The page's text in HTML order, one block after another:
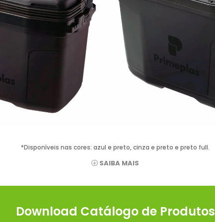
*Disponíveis nas cores: azul e preto, cinza e preto e preto full.
SAIBA MAIS
Download Catálogo de Produtos